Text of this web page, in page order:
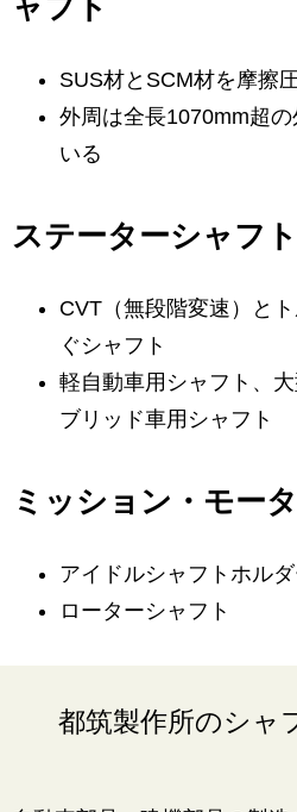
SUS材とSCM材を摩擦
外周は全長1070mm超
いる
ステーターシャフト
CVT（無段階変速）と
ぐシャフト
軽自動車用シャフト、
ブリッド車用シャフト
ミッション・モー
アイドルシャフトホル
ローターシャフト
都筑製作所のシャ